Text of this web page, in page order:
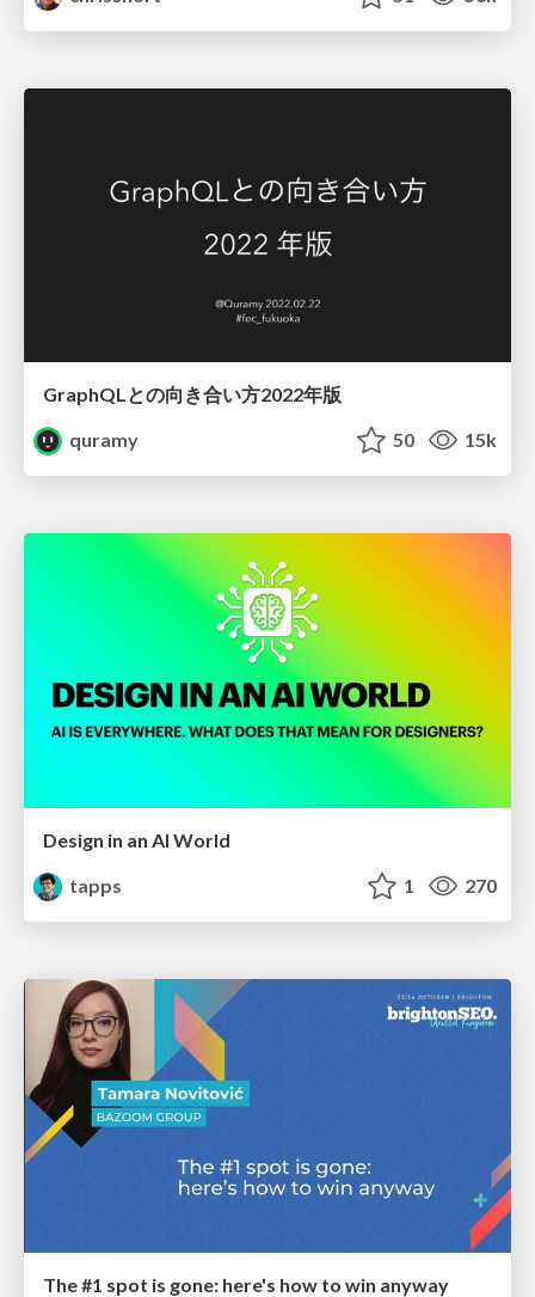
GraphQLとの向き合い方2022年版
quramy
50 15k
Design in an AI World
tapps
1 270
The #1 spot is gone: here's how to win anyway